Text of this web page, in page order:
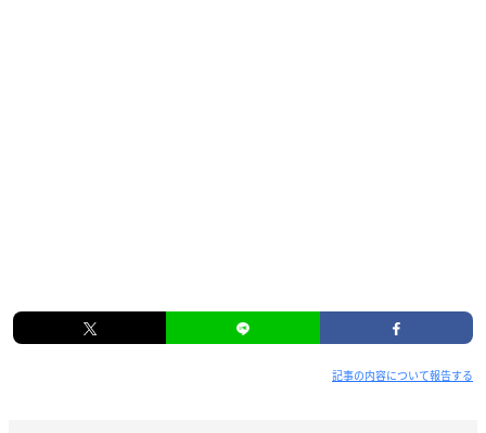
記事の内容について報告する